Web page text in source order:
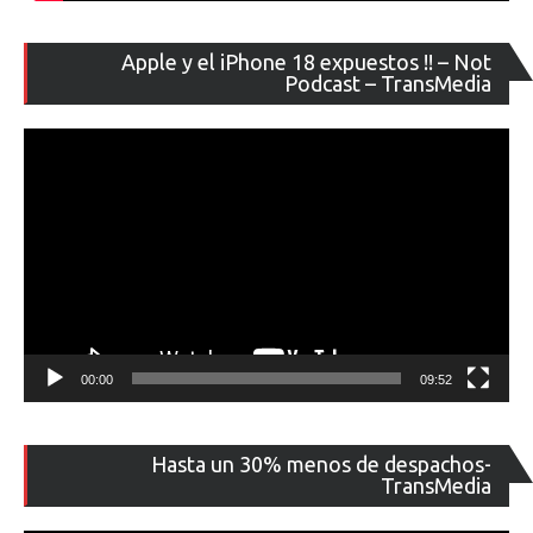
Apple y el iPhone 18 expuestos !! – Not
Podcast – TransMedia
de
00:00 09:52
Hasta un 30% menos de despachos-
TransMedia
de